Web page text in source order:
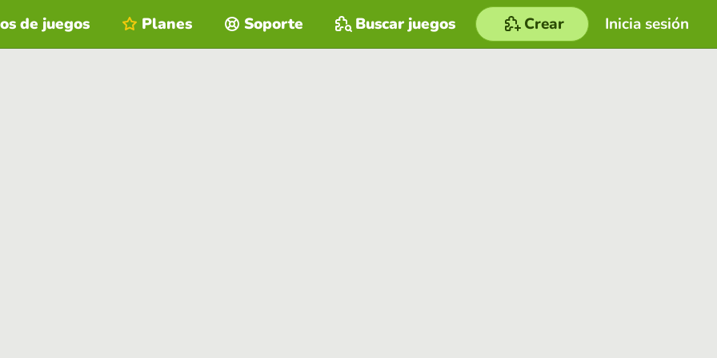
Inicia sesión
de juegos Planes Soporte Buscar juegos Crear